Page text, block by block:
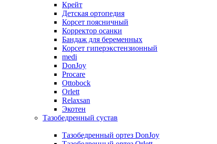
Крейт
Детская ортопедия
Корсет поясничный
Корректор осанки
Бандаж для беременных
Корсет гиперэкстензионный
medi
DonJoy
Procare
Ottobock
Orlett
Relaxsan
Экотен
Тазобедренный сустав
Тазобедренный ортез DonJoy